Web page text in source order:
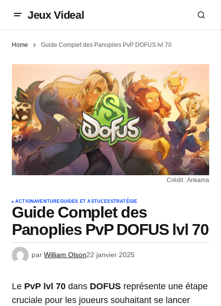
Jeux Videal
Home Guide Complet des Panoplies PvP DOFUS lvl 70
Crédit : Ankama
ACTIONAVENTUREGUIDES ET ASTUCESSTRATÉGIE
Guide Complet des
Panoplies PvP DOFUS lvl 70
par William Olson22 janvier 2025
Le PvP lvl 70 dans DOFUS représente une étape
cruciale pour les joueurs souhaitant se lancer